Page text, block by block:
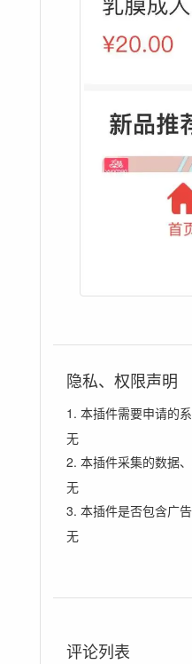
隐私、权限声明
1. 本插件需要申请的系
无
2. 本插件采集的数据
无
3. 本插件是否包含广
无
评论列表